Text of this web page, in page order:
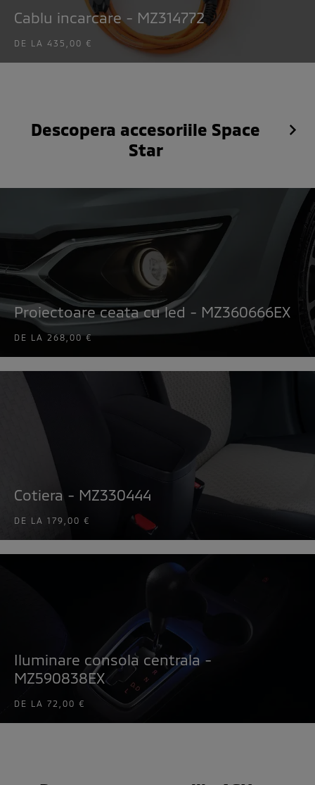
Cablu incarcare - MZ314772
DE LA 435,00 €
Descopera accesoriile Space
Star
Proiectoare ceata cu led - MZ360666EX
DE LA 268,00 €
Cotiera - MZ330444
DE LA 179,00 €
Iluminare consola centrala -
MZ590838EX
DE LA 72,00 €